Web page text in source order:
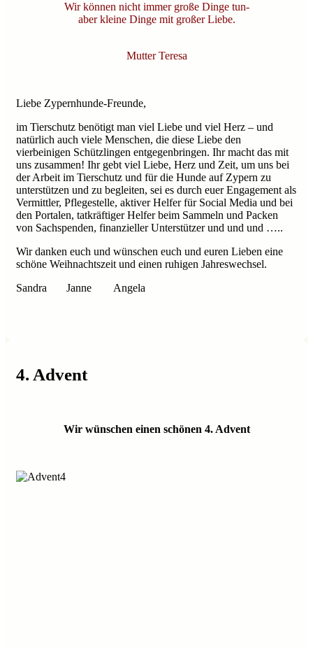
Wir können nicht immer große Dinge tun-
aber kleine Dinge mit großer Liebe.
Mutter Teresa
Liebe Zypernhunde-Freunde,
im Tierschutz benötigt man viel Liebe und viel Herz – und
natürlich auch viele Menschen, die diese Liebe den
vierbeinigen Schützlingen entgegenbringen. Ihr macht das mit
uns zusammen! Ihr gebt viel Liebe, Herz und Zeit, um uns bei
der Arbeit im Tierschutz und für die Hunde auf Zypern zu
unterstützen und zu begleiten, sei es durch euer Engagement als
Vermittler, Pflegestelle, aktiver Helfer für Social Media und bei
den Portalen, tatkräftiger Helfer beim Sammeln und Packen
von Sachspenden, finanzieller Unterstützer und und und …..
Wir danken euch und wünschen euch und euren Lieben eine
schöne Weihnachtszeit und einen ruhigen Jahreswechsel.
Sandra Janne Angela
4. Advent
Wir wünschen einen schönen 4. Advent